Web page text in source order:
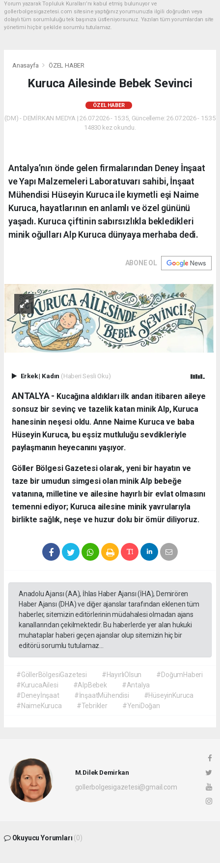
Yorum yazarak Topluluk Kuralları’nı kabul etmiş bulunuyor ve
gollerbolgesigazetesi.com sitesine yaptığınız yorumunuzla ilgili doğrudan veya
dolaylı tüm sorumluluğu tek başınıza üstleniyorsunuz. Yazılan tüm yorumlardan site
yönetimi hiçbir şekilde sorumlu tutulamaz.
Anasayfa ÖZEL HABER
Kuruca Ailesinde Bebek Sevinci
ÖZEL HABER
(DM) - DEMİRKAN MEDYA | 26.07.2026 - 15:35, Güncelleme: 26.07.2026 - 15:35
14830 kez okundu.
Antalya’nın önde gelen firmalarından Deney İnşaat
ve Yapı Malzemeleri Laboratuvarı sahibi, İnşaat
Mühendisi Hüseyin Kuruca ile kıymetli eşi Naime
Kuruca, hayatlarının en anlamlı ve özel gününü
yaşadı. Kuruca çiftinin sabırsızlıkla bekledikleri
minik oğulları Alp Kuruca dünyaya merhaba dedi.
ABONE OL
Erkek| Kadın (Haberi Sesli Oku)
ANTALYA - ​ Kucağına aldıkları ilk andan itibaren aileye
sonsuz bir sevinç ve tazelik katan minik Alp, Kuruca
hanesinin neşesi oldu. Anne Naime Kuruca ve baba
Hüseyin Kuruca, bu eşsiz mutluluğu sevdikleriyle
paylaşmanın heyecanını yaşıyor.
​Göller Bölgesi Gazetesi olarak, yeni bir hayatın ve
taze bir umudun simgesi olan minik Alp bebeğe
vatanına, milletine ve ailesine hayırlı bir evlat olmasını
temenni ediyor; Kuruca ailesine minik yavrularıyla
birlikte sağlık, neşe ve huzur dolu bir ömür diliyoruz.
Anadolu Ajansı (AA), İhlas Haber Ajansı (İHA), Demirören
Haber Ajansı (DHA) ve diğer ajanslar tarafından eklenen tüm
haberler, sitemizin editörlerinin müdahalesi olmadan ajans
kanallarından çekilmektedir. Bu haberlerde yer alan hukuki
muhataplar haberi geçen ajanslar olup sitemizin hiç bir
editörü sorumlu tutulamaz...
#GöllerBölgesiGazetesi #HayırlıOlsun
#DoğumHaberi
#KurucaAilesi
#AlpBebek
#Antalya
#Deneyİnşaat
#İnşaatMühendisi
#HüseyinKuruca
#NaimeKuruca
#Tebrikler #YeniDoğan
M.Dilek Demirkan
gollerbolgesigazetesi@gmail.com
Okuyucu Yorumları (0)